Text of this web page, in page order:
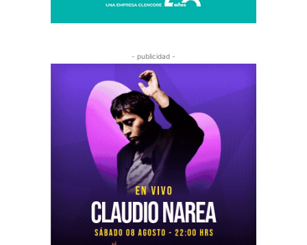
- publicidad -